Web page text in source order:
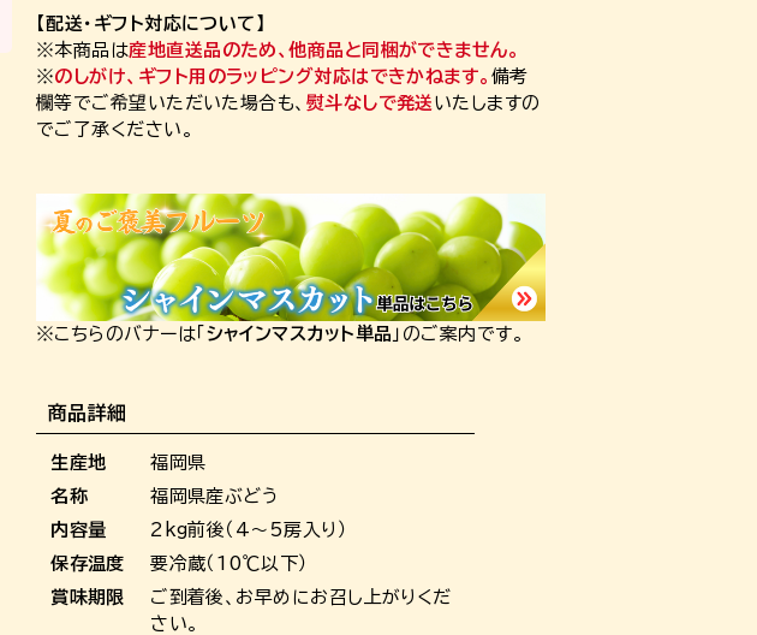
【配送・ギフト対応について】
※本商品は産地直送品のため、他商品と同梱ができません。
※のしがけ、ギフト用のラッピング対応はできかねます。 備考
欄等でご希望いただいた場合も、 熨斗なしで発送 いたしますの
でご了承ください。
※こちらのバナーは「 シャインマスカット単品 」のご案内です。
商品詳細
生産地
福岡県
名称
福岡県産ぶどう
内容量
2kg前後（4～5房入り）
保存温度
要冷蔵（10℃以下）
賞味期限
ご到着後、お早めにお召し上がりくだ
さい。